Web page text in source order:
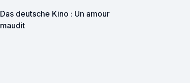
Das deutsche Kino : Un amour
maudit